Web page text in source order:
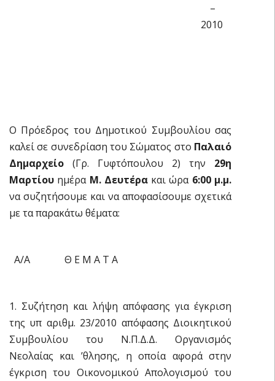
–
2010
Ο Πρόεδρος του Δημοτικού Συμβουλίου σας
καλεί σε συνεδρίαση του Σώματος στο Παλαιό
Δημαρχείο (Γρ. Γυφτόπουλου 2) την 29η
Μαρτίου ημέρα Μ. Δευτέρα και ώρα 6:00 μ.μ.
να συζητήσουμε και να αποφασίσουμε σχετικά
με τα παρακάτω θέματα:
Α/Α Θ Ε Μ Α Τ Α
1. Συζήτηση και λήψη απόφασης για έγκριση
της υπ αριθμ. 23/2010 απόφασης Διοικητικού
Συμβουλίου του Ν.Π.Δ.Δ. Οργανισμός
Νεολαίας και ʼθλησης, η οποία αφορά στην
έγκριση του Οικονομικού Απολογισμού του